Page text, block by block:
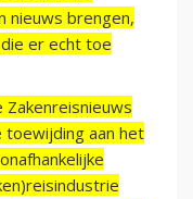
nieuws brengen,
er echt toe
toewijding aan het